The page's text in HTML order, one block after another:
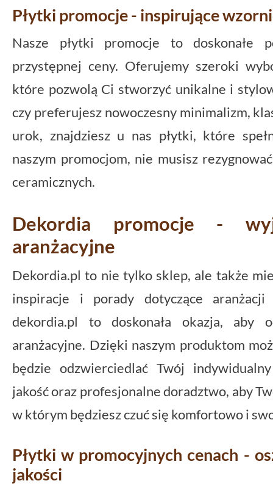
Płytki promocje - inspirujące
Nasze płytki promocje to doskonałe
przystępnej ceny. Oferujemy szeroki
które pozwolą Ci stworzyć unikalne i
czy preferujesz nowoczesny minimalizm,
urok, znajdziesz u nas płytki, które
naszym promocjom, nie musisz
ceramicznych.
Dekordia promocje -
aranżacyjne
Dekordia.pl to nie tylko sklep, ale także
inspiracje i porady dotyczące
dekordia.pl to doskonała okazja, aby
aranżacyjne. Dzięki naszym produktom
będzie odzwierciedlać Twój
jakość oraz profesjonalne doradztwo, aby
w którym będziesz czuć się komfortowo i
Płytki w promocyjnych cenach -
jakości